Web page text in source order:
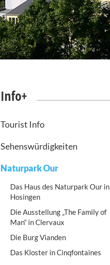
Info+
Tourist Info
Sehenswürdigkeiten
Naturpark Our
Das Haus des Naturpark Our in
Hosingen
Die Ausstellung „The Family of
Man“ in Clervaux
Die Burg Vianden
Das Kloster in Cinqfontaines